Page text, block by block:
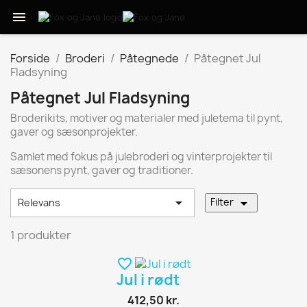

Forside Broderi Påtegnede
Påtegnet Jul
Fladsyning
Påtegnet Jul Fladsyning
Broderikits, motiver og materialer med juletema til pynt,
gaver og sæsonprojekter.
Samlet med fokus på julebroderi og vinterprojekter til
sæsonens pynt, gaver og traditioner.
Relevans  Filter 
1 produkter
favorite_border
Jul i rødt
412,50 kr.